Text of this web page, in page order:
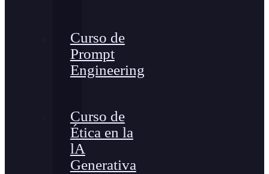
Curso de
Prompt
Engineering
Curso de
Ética en la
lA
Generativa